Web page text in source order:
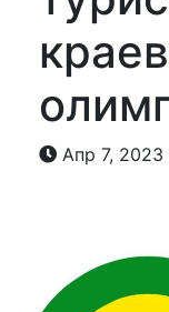
Апр 7, 2023